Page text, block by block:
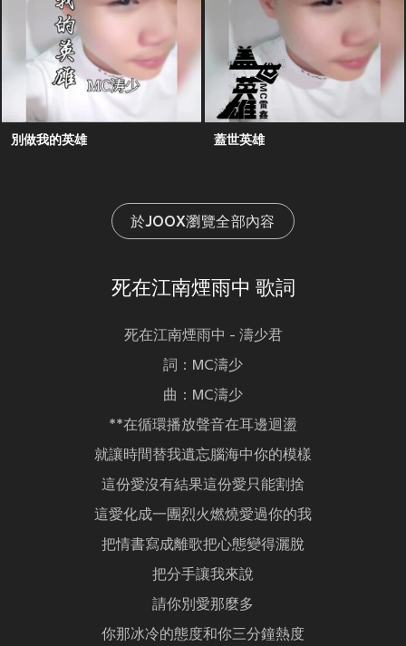
別做我的英雄 蓋世英雄
於JOOX瀏覽全部內容
死在江南煙雨中 歌詞
死在江南煙雨中 - 濤少君
詞：MC濤少
曲：MC濤少
**在循環播放聲音在耳邊迴盪
就讓時間替我遺忘腦海中你的模樣
這份愛沒有結果這份愛只能割捨
這愛化成一團烈火燃燒愛過你的我
把情書寫成離歌把心態變得灑脫
把分手讓我來說
請你別愛那麼多
你那冰冷的態度和你三分鐘熱度